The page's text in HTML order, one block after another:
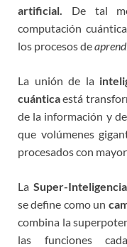
artificial.
De tal
computación
los procesos de
La unión de la
cuánticaestá
de la información y
que volúmenes
procesados con
La Super-
se define como un
combina la
las funciones